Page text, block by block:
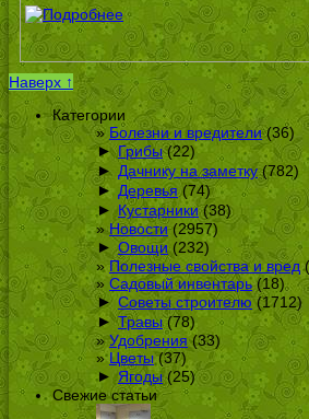
Наверх ↑
Категории
Болезни и вредители(36)
► Грибы(22)
► Дачнику на заметку(782)
► Деревья(74)
► Кустарники(38)
Новости(2957)
► Овощи(232)
Полезные свойства и вред
Садовый инвентарь(18)
► Советы строителю(1712)
► Травы(78)
Удобрения(33)
Цветы(37)
► Ягоды(25)
Свежие статьи